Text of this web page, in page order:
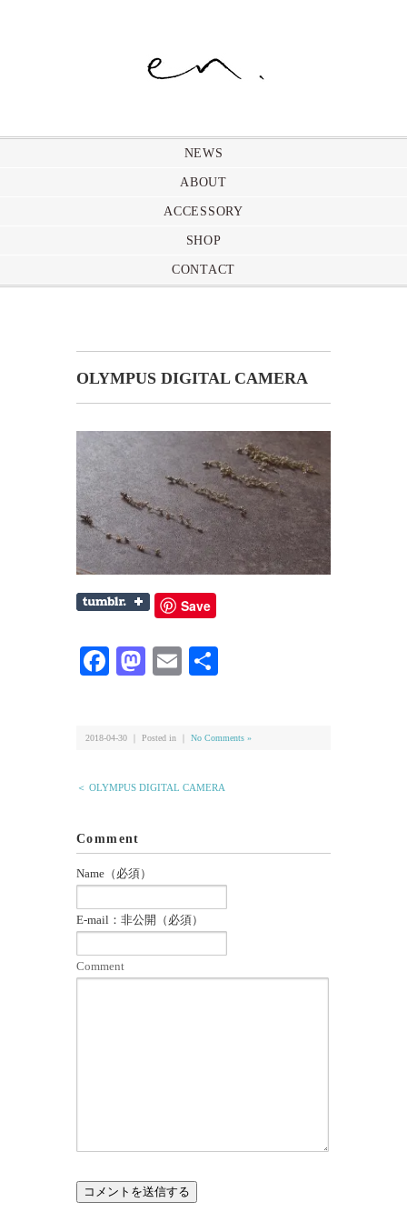
NEWS
ABOUT
ACCESSORY
SHOP
CONTACT
OLYMPUS DIGITAL CAMERA
Save
Facebook
Mastodon
Email
2018-04-30 ｜ Posted in ｜ No Comments »
＜ OLYMPUS DIGITAL CAMERA
Comment
Name（必須）
E-mail：非公開（必須）
Comment